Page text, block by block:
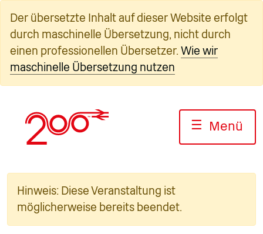
Inhalt
springen
Der übersetzte Inhalt auf dieser Website erfolgt
durch maschinelle Übersetzung, nicht durch
einen professionellen Übersetzer. Wie wir
maschinelle Übersetzung nutzen
☰ Menü
Hinweis: Diese Veranstaltung ist
möglicherweise bereits beendet.